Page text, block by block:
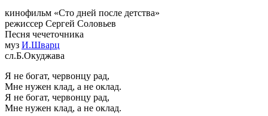
кинофильм «Сто дней после детства»
режиссер Сергей Соловьев
Песня чечеточника
муз И.Шварц
сл.Б.Окуджава
Я не богат, червонцу рад,
Мне нужен клад, а не оклад.
Я не богат, червонцу рад,
Мне нужен клад, а не оклад.